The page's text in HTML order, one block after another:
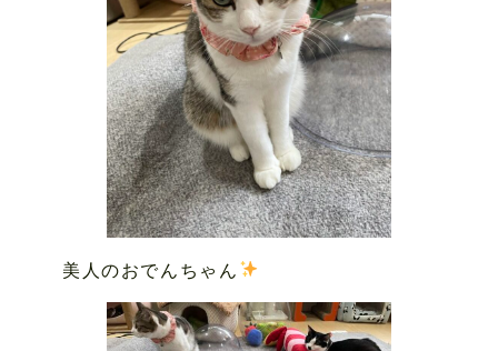
美人のおでんちゃん